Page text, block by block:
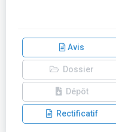
Avis
Dossier
Dépôt
Rectificatif